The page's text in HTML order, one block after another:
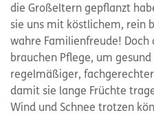
die Großeltern gepflanzt
sie uns mit köstlichem, rein
wahre Familienfreude! Doch
brauchen Pflege, um gesund
regelmäßiger,
damit sie lange Früchte
Wind und Schnee trotzen